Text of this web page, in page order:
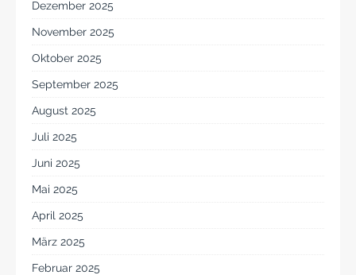
Dezember 2025
November 2025
Oktober 2025
September 2025
August 2025
Juli 2025
Juni 2025
Mai 2025
April 2025
März 2025
Februar 2025